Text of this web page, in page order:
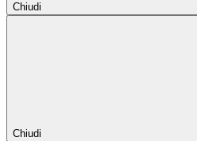
Chiudi
Chiudi